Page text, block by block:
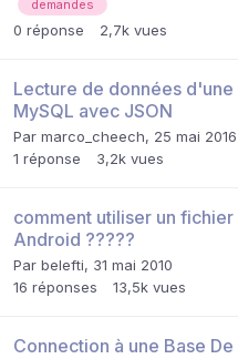
demandes
0 réponse 2,7k vues
Lecture de données
MySQL avec JSON
Par marco_cheech, 25 mai 2016
1 réponse 3,2k vues
comment utiliser un
Android ?????
Par belefti, 31 mai 2010
16 réponses 13,5k vues
Connection à une Base